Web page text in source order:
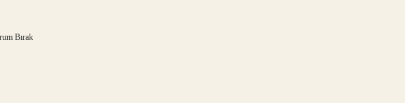
Bırak